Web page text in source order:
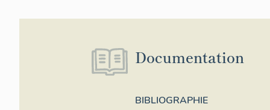
Documentation
BIBLIOGRAPHIE